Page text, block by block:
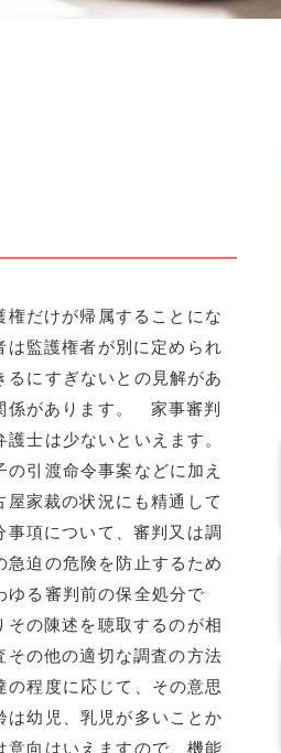
だけが帰属することにな
監護権者が別に定められ
にすぎないとの見解があ
係があります。 家事審判
護士は少ないといえます。
引渡命令事案などに加え
家裁の状況にも精通して
項について、審判又は調
迫の危険を防止するため
ゆる審判前の保全処分で
の陳述を聴取するのが相
の他の適切な調査の方法
程度に応じて、その意思
は幼児、乳児が多いことか
意向はいえますので、機能